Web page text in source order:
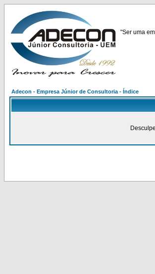
"Ser uma
Adecon - Empresa Júnior de Consultoria - Índice